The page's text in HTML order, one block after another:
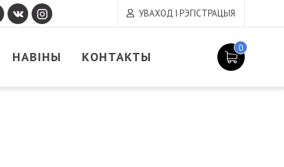
УВАХОД І РЭГІСТРАЦЫЯ
НАВІНЫ КОНТАКТЫ
0